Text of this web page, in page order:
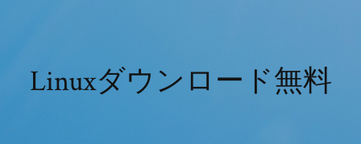
Linuxダウンロード無料